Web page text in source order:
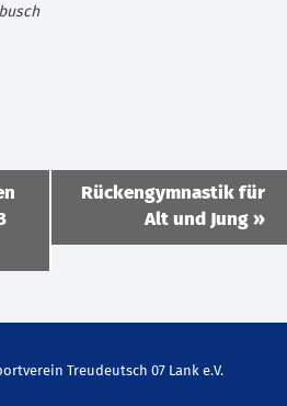
Rückengymnastik für
Alt und Jung »
Treudeutsch 07 Lank e.V.